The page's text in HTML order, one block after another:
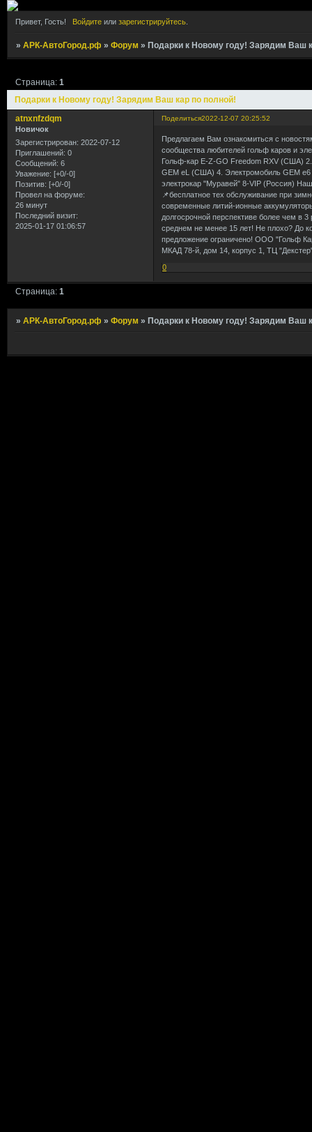
Привет, Гость! Войдитеили зарегистрируйтесь.
»АРК-АвтоГород.рф »Форум »Подарки к Новому году! Зарядим Ваш
Подарки к Новому году! Зарядим Ваш кар по полной!
Страница:1
Поделиться2022-12-07 20:25:52
atnxnfzdqm
Новичок
Зарегистрирован: 2022-07-12
Приглашений: 0
Сообщений: 6
Уважение: [+0/-0]
Позитив: [+0/-0]
Провел на форуме:
26 минут
Последний визит:
2025-01-17 01:06:57
Предлагаем Вам ознакомиться с
сообщества любителей гольф каров и
Гольф-кар E-Z-GO Freedom RXV (США)
GEM eL (США) 4. Электромобиль GEM
электрокар "Муравей" 8-VIP (Россия)
📌бесплатное тех обслуживание при
современные литий-ионные
долгосрочной перспективе более чем в
среднем не менее 15 лет! Не плохо? До
предложение ограничено! ООО "Гольф
МКАД 78-й, дом 14, корпус 1, ТЦ
0
Страница:1
»АРК-АвтоГород.рф »Форум » Подарки к Новому году! Зарядим Ваш